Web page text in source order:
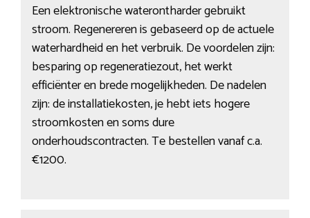
Een elektronische waterontharder gebruikt
stroom. Regenereren is gebaseerd op de actuele
waterhardheid en het verbruik. De voordelen zijn:
besparing op regeneratiezout, het werkt
efficiënter en brede mogelijkheden. De nadelen
zijn: de installatiekosten, je hebt iets hogere
stroomkosten en soms dure
onderhoudscontracten. Te bestellen vanaf c.a.
€1200.